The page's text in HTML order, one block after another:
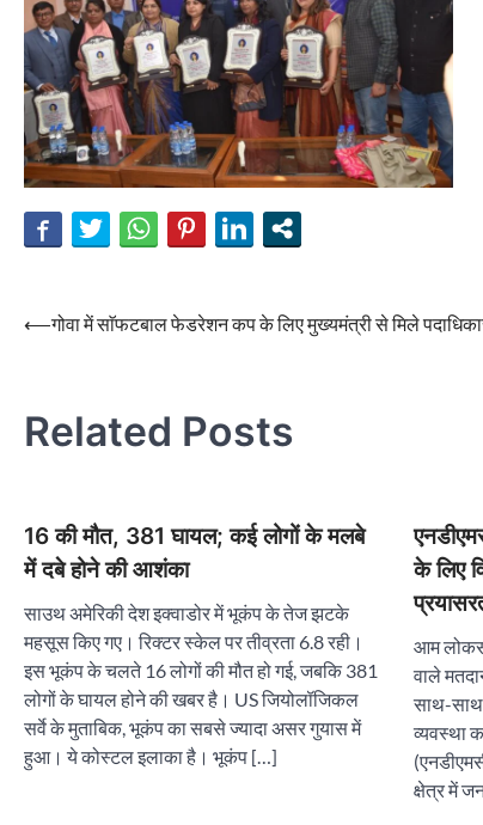
Post
⟵गोवा में साॅफटबाल फेडरेशन कप के लिए मुख्यमंत्री से मिले
Related Posts
16 की मौत, 381 घायल; कई लोगों के मलबे
में दबे होने की आशंका
साउथ अमेरिकी देश इक्वाडोर में भूकंप के तेज झटके
महसूस किए गए। रिक्टर स्केल पर तीव्रता 6.8 रही।
इस भूकंप के चलते 16 लोगों की मौत हो गई, जबकि 381
लोगों के घायल होने की खबर है। US जियोलॉजिकल
सर्वे के मुताबिक, भूकंप का सबसे ज्यादा असर गुयास में
हुआ। ये कोस्टल इलाका है। भूकंप […]
के लिए
आम
वाले
साथ-साथ
व्यवस्था
क्षेत्र में